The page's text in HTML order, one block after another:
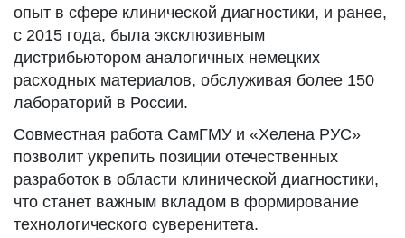
опыт в сфере клинической диагностики, и ранее,
с 2015 года, была эксклюзивным
дистрибьютором аналогичных немецких
расходных материалов, обслуживая более 150
лабораторий в России.
Совместная работа СамГМУ и «Хелена РУС»
позволит укрепить позиции отечественных
разработок в области клинической диагностики,
что станет важным вкладом в формирование
технологического суверенитета.